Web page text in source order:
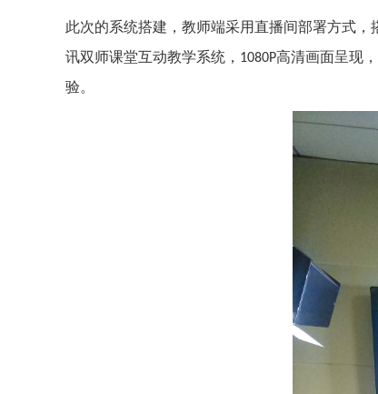
此次的系统搭建，教师端采用直播间部署方式
讯双师课堂互动教学系统， 1080P高清画面呈现
验。